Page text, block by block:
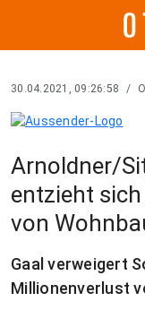
30.04.2021, 09:26:58 /
Arnoldner/
entzieht
von
Gaal verweigert
Millionenverlust